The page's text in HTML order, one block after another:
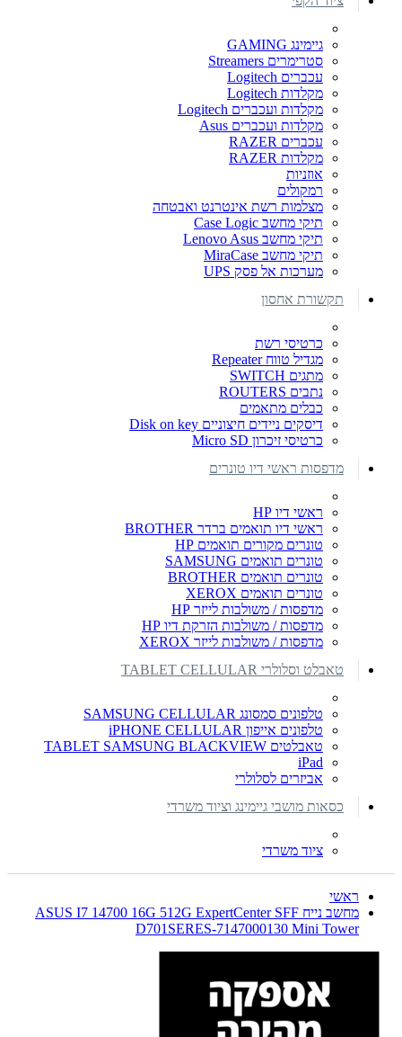
גיימינג GAMING
סטרימרים Streamers
עכברים Logitech
מקלדות Logitech
מקלדות ועכברים Logitech
מקלדות ועכברים Asus
עכברים RAZER
מקלדות RAZER
אוזניות
רמקולים
מצלמות רשת אינטרנט ואבטחה
תיקי מחשב Case Logic
תיקי מחשב Lenovo Asus
תיקי מחשב MiraCase
מערכות אל פסק UPS
תקשורת אחסון
כרטיסי רשת
מגדיל טווח Repeater
מתגים SWITCH
נתבים ROUTERS
כבלים מתאמים
דיסקים ניידים חיצוניים Disk on key
כרטיסי זיכרון Micro SD
מדפסות ראשי דיו טונרים
ראשי דיו HP
ראשי דיו תואמים ברדר BROTHER
טונרים מקורים תואמים HP
טונרים תואמים SAMSUNG
טונרים תואמים BROTHER
טונרים תואמים XEROX
מדפסות / משולבות לייזר HP
מדפסות / משולבות הזרקת דיו HP
מדפסות / משולבות לייזר XEROX
טאבלט וסלולרי TABLET CELLULAR
טלפונים סמסונג SAMSUNG CELLULAR
טלפונים אייפון iPHONE CELLULAR
טאבלטים TABLET SAMSUNG BLACKVIEW
iPad
אביזרים לסלולרי
כסאות מושבי גיימינג וציוד משרדי
ציוד משרדי
ראשי
מחשב נייח ASUS I7 14700 16G 512G ExpertCenter SFF
D701SERES-7147000130 Mini Tower